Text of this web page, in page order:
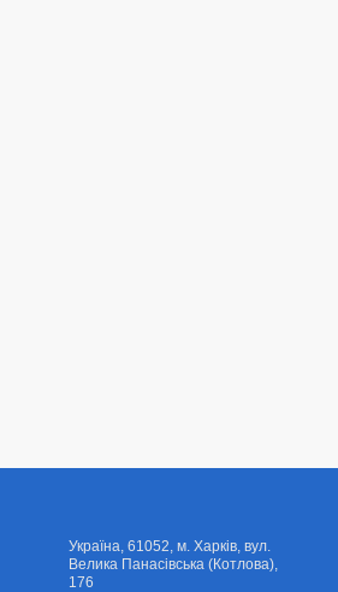
Українa, 61052, м. Харків, вул.
Велика Панасівська (Котлова),
176